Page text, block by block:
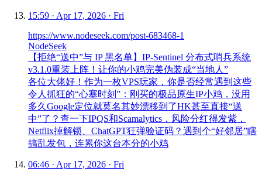
15:59 · Apr 17, 2026 · Fri
https://www.nodeseek.com/post-683468-1
NodeSeek
【拒绝“送中”与 IP 黑名单】IP-Sentinel 分布式哨兵系统
v3.1.0重装上阵！让你的小鸡完美伪装成“当地人”
各位大佬好！作为一枚VPS玩家，你是否经常遇到这些
令人抓狂的“心塞时刻”：刚买的极品原生IP小鸡，没用
多久Google定位就莫名其妙漂移到了HK甚至直接“送
中”了？查一下IPQS和Scamalytics，风险分红得发紫，
Netflix掉解锁、ChatGPT狂弹验证码？遇到个“好邻居”瞎
搞乱发包，连累你这台本分的小鸡
06:46 · Apr 17, 2026 · Fri